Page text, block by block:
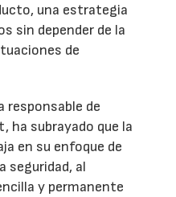
una estrategia
sin depender de la
de
responsable de
ha subrayado que la
en su enfoque de
seguridad, al
y permanente